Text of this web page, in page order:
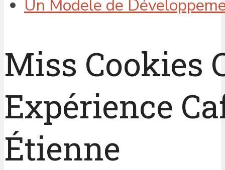
Un Modele de
Miss Cookies
Expérience
Étienne